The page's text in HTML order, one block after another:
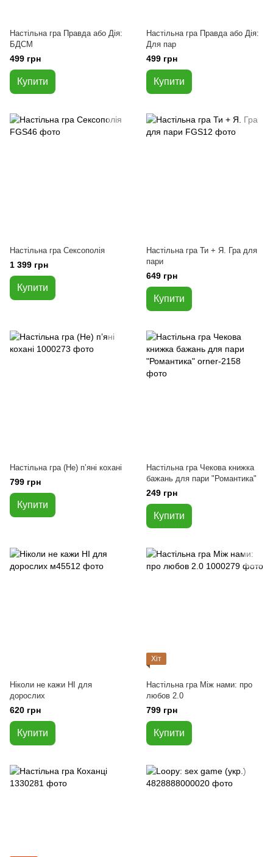
Настільна гра Правда або Дія:
БДСМ
499 грн
Купити
Настільна гра Правда або Дія:
Для пар
499 грн
Купити
Настільна гра Сексополія
1 399 грн
Купити
Настільна гра Ти + Я. Гра для
пари
649 грн
Купити
Настільна гра (Не) пʼяні кохані
799 грн
Купити
Настільна гра Чекова книжка
бажань для пари "Романтика"
249 грн
Купити
Ніколи не кажи НІ для
дорослих
620 грн
Купити
Хіт
Настільна гра Між нами: про
любов 2.0
799 грн
Купити